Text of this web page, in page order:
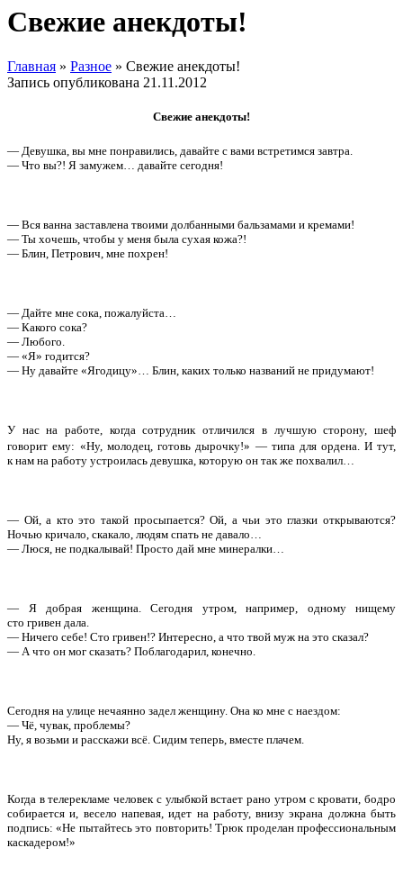
Свежие анекдоты!
Главная » Разное » Свежие анекдоты!
Запись опубликована 21.11.2012
Свежие анекдоты!
— Девушка, вы мне понравились, давайте с вами встретимся завтра.
— Что вы?! Я замужем… давайте сегодня!
— Вся ванна заставлена твоими долбанными бальзамами и кремами!
— Ты хочешь, чтобы у меня была сухая кожа?!
— Блин, Петрович, мне похрен!
— Дайте мне сока, пожалуйста…
— Какого сока?
— Любого.
— «Я» годится?
— Ну давайте «Ягодицу»… Блин, каких только названий не придумают!
У нас на работе, когда сотрудник отличился в лучшую сторону, шеф
говорит ему: «Ну, молодец, готовь дырочку!» — типа для ордена. И тут,
к нам на работу устроилась девушка, которую он так же похвалил…
— Ой, а кто это такой просыпается? Ой, а чьи это глазки открываются?
Ночью кричало, скакало, людям спать не давало…
— Люся, не подкалывай! Просто дай мне минералки…
— Я добрая женщина. Сегодня утром, например, одному нищему
сто гривен дала.
— Ничего себе! Сто гривен!? Интересно, а что твой муж на это сказал?
— А что он мог сказать? Поблагодарил, конечно.
Сегодня на улице нечаянно задел женщину. Она ко мне с наездом:
— Чё, чувак, проблемы?
Ну, я возьми и расскажи всё. Сидим теперь, вместе плачем.
Когда в телерекламе человек с улыбкой встает рано утром с кровати, бодро
собирается и, весело напевая, идет на работу, внизу экрана должна быть
подпись: «Не пытайтесь это повторить! Трюк проделан профессиональным
каскадером!»